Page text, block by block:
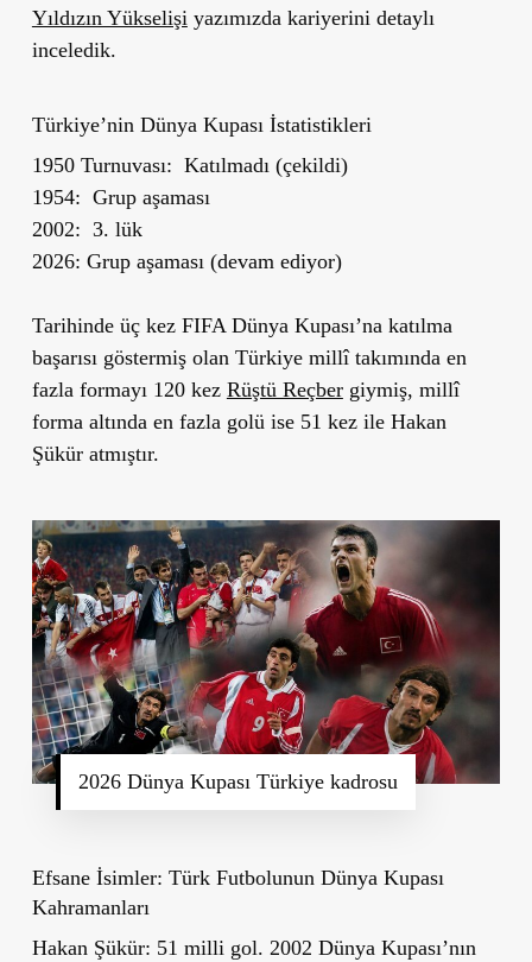
Yıldızın Yükselişiyazımızda kariyerini detaylı
inceledik.
Türkiye’nin Dünya Kupası İstatistikleri
1950 Turnuvası: Katılmadı (çekildi)
1954: Grup aşaması
2002: 3. lük
2026: Grup aşaması (devam ediyor)
Tarihinde üç kez FIFA Dünya Kupası’na katılma
başarısı göstermiş olan Türkiye millî takımında en
fazla formayı 120 kez Rüştü Reçbergiymiş, millî
forma altında en fazla golü ise 51 kez ile Hakan
Şüküratmıştır.
2026 Dünya Kupası Türkiye kadrosu
Efsane İsimler: Türk Futbolunun Dünya Kupası
Kahramanları
Hakan Şükür: 51 milli gol. 2002 Dünya Kupası’nın